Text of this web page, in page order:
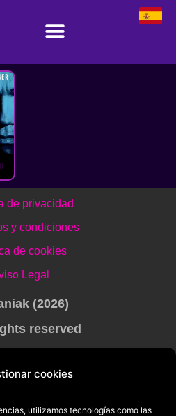
cookies
utilizamos tecnologías como las
de privacidad
y condiciones
de cookies
Legal
(2026)
reserved